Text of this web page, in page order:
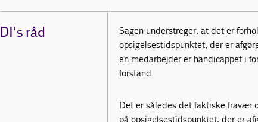
DI's råd
Sagen understreger, at det er
opsigelsestidspunktet, der er
en medarbejder er handicappet i
forstand.
Det er således det faktiske fravær
på opsigelsestidspunktet, der er